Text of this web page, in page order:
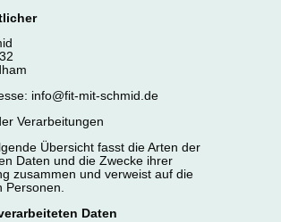
info@fit-mit-schmid.de
Verarbeitungen
Übersicht fasst die Arten der
Daten und die Zwecke ihrer
zusammen und verweist auf die
Personen.
Daten